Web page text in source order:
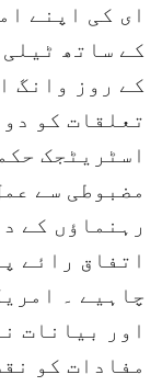
ای کی اپنے
کے ساتھ
کے روز وانگ
تعلقات کو
اسٹریٹجک
مضبوطی سے
رہنماؤں کے
اتفاق رائے
چاہیے ۔
اور بیانات
مفادات کو